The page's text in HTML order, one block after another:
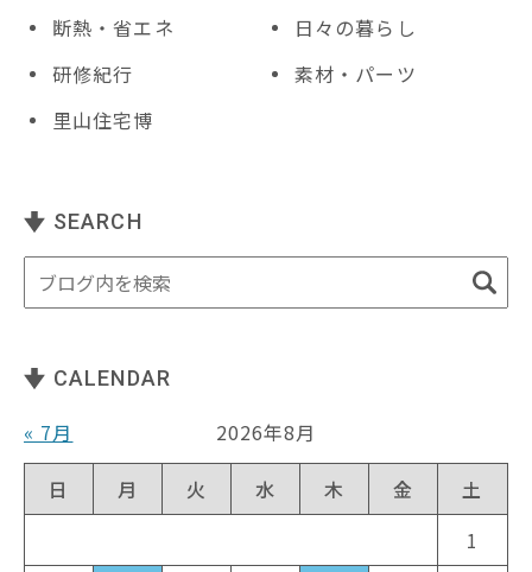
断熱・省エネ
日々の暮らし
研修紀行
素材・パーツ
里山住宅博
SEARCH
CALENDAR
« 7月
2026年8月
日
月 火 水 木 金
土
1